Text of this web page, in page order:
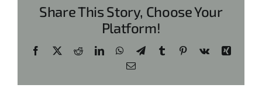
Share This Story, Choose Your
Platform!
Facebook
X RedditLinkedInWhatsApp
TelegramTumblr Pinterest
Vk
Xing
E-